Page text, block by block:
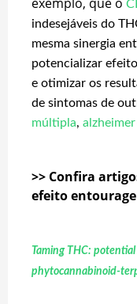
indesejáveis do
mesma sinergia
potencializar
e otimizar os
de sintomas de
múltipla, alzheimer
>> Confira
efeito
Taming THC:
phytocannabinoid-